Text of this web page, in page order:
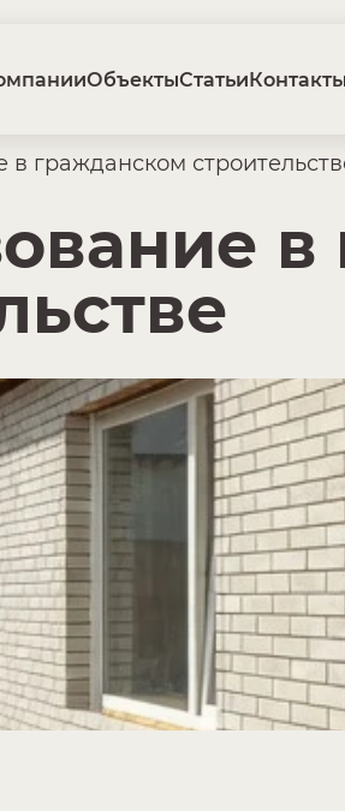
ОбъектыСтатьиКонтакты
в гражданском